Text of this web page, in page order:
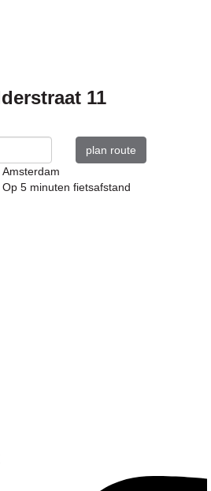
11
plan route
Amsterdam
Op 5 minuten fietsafstand